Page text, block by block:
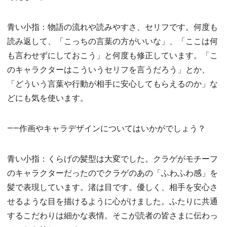
青い小指：物語の流れや読みやすさ、セリフです。何度も
読み返して、「こっちの言葉の方がいいな」、「ここは何
も言わせずにしておこう」と何度も修正しています。「こ
のキャラクターはこういうセリフを言うだろう」とか、
「どういう言葉や行動が相手に安心してもらえるのか」な
どにも気を使います。
――作画やキャラデザインについてはいかがでしょう？
青い小指：くらげの髪型は大変でした。クラゲがモチーフ
のキャラクターだったのでクラゲのあの「ふわふわ感」を
髪で表現しています。渚は目です。優しく、相手を安心さ
せるような目を描けるように心がけました。ふたりに共通
するこだわりは細かな表情。そこが読者の皆さまに伝わっ